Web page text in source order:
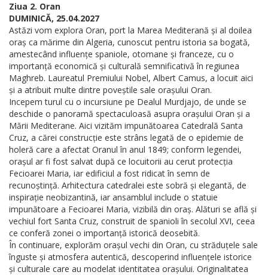
Ziua 2. Oran
DUMINICĂ, 25.04.2027
Astăzi vom explora Oran, port la Marea Mediterană și al doilea
oraș ca mărime din Algeria, cunoscut pentru istoria sa bogată,
amestecând influențe spaniole, otomane și franceze, cu o
importanță economică și culturală semnificativă în regiunea
Maghreb. Laureatul Premiului Nobel, Albert Camus, a locuit aici
și a atribuit multe dintre poveștile sale orașului Oran.
Incepem turul cu o incursiune pe Dealul Murdjajo, de unde se
deschide o panoramă spectaculoasă asupra orașului Oran și a
Mării Mediterane. Aici vizităm impunătoarea Catedrală Santa
Cruz, a cărei construcție este strâns legată de o epidemie de
holeră care a afectat Oranul în anul 1849; conform legendei,
orașul ar fi fost salvat după ce locuitorii au cerut protecția
Fecioarei Maria, iar edificiul a fost ridicat în semn de
recunoștință. Arhitectura catedralei este sobră și elegantă, de
inspirație neobizantină, iar ansamblul include o statuie
impunătoare a Fecioarei Maria, vizibilă din oraș. Alături se află și
vechiul fort Santa Cruz, construit de spanioli în secolul XVI, ceea
ce conferă zonei o importanță istorică deosebită.
În continuare, explorăm orașul vechi din Oran, cu străduțele sale
înguste și atmosfera autentică, descoperind influențele istorice
și culturale care au modelat identitatea orașului. Originalitatea